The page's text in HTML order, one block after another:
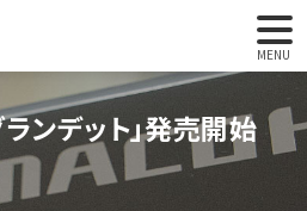
MENU
ンデット」発売開始